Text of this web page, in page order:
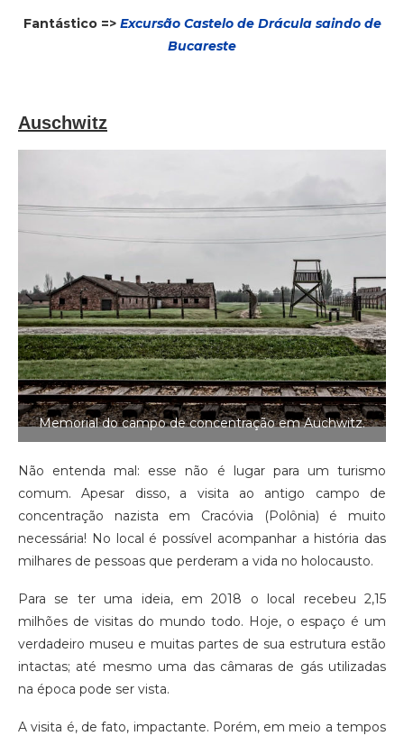
Fantástico => Excursão Castelo de Drácula saindo de
Bucareste
Auschwitz
Memorial do campo de concentração em Auchwitz.
Não entenda mal: esse não é lugar para um turismo
comum. Apesar disso, a visita ao antigo campo de
concentração nazista em Cracóvia (Polônia) é muito
necessária! No local é possível acompanhar a história das
milhares de pessoas que perderam a vida no holocausto.
Para se ter uma ideia, em 2018 o local recebeu 2,15
milhões de visitas do mundo todo. Hoje, o espaço é um
verdadeiro museu e muitas partes de sua estrutura estão
intactas; até mesmo uma das câmaras de gás utilizadas
na época pode ser vista.
A visita é, de fato, impactante. Porém, em meio a tempos